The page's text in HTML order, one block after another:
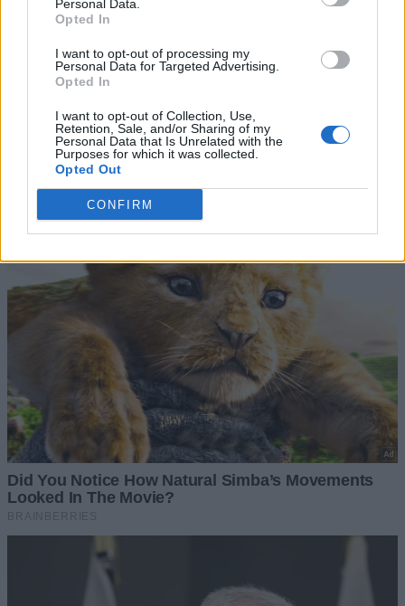
Personal Data.
Opted In
I want to opt-out of processing my
Personal Data for Targeted Advertising.
Opted In
I want to opt-out of Collection, Use,
Retention, Sale, and/or Sharing of my
Personal Data that Is Unrelated with the
Purposes for which it was collected.
Opted Out
CONFIRM